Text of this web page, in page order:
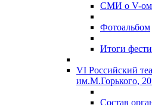
СМИ о V-ом
Фотоальбом
Итоги
VI Российский
им.М.Горького,
Состав